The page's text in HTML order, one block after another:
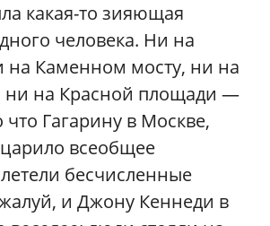
какая-то зияющая
человека. Ни на
на Каменном мосту, ни на
ни на Красной площади —
что Гагарину в Москве,
царило всеобщее
бесчисленные
и Джону Кеннеди в